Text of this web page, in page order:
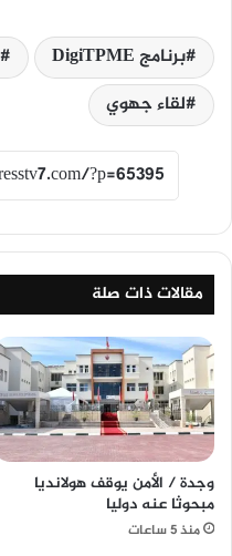
برنامج DigiTPME
لقاء جهوي
مقالات ذات صلة
وجدة / الأمن يوقف هولانديا
مبحوثا عنه دوليا
منذ 5 ساعات